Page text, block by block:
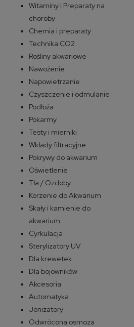
Witaminy i Preparaty na
choroby
Chemia i preparaty
Technika CO2
Rośliny akwariowe
Nawożenie
Napowietrzanie
Czyszczenie i odmulanie
Podłoża
Pokarmy
Testy i mierniki
Wkłady filtracyjne
Pokrywy do akwarium
Oświetlenie
Tła / Ozdoby
Korzenie do Akwarium
Skały i kamienie do
akwarium
Cyrkulacja
Sterylizatory UV
Dla krewetek
Dla bojowników
Akcesoria
Automatyka
Jonizatory
Odwrócona osmoza